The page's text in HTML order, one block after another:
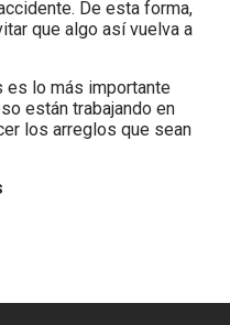
De esta forma,
que algo así vuelva a
es lo más importante
están trabajando en
los arreglos que sean